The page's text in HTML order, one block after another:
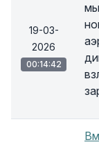
19-03-
2026
00:14:42